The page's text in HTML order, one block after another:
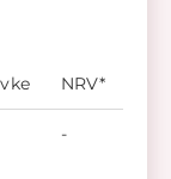
NRV*
-